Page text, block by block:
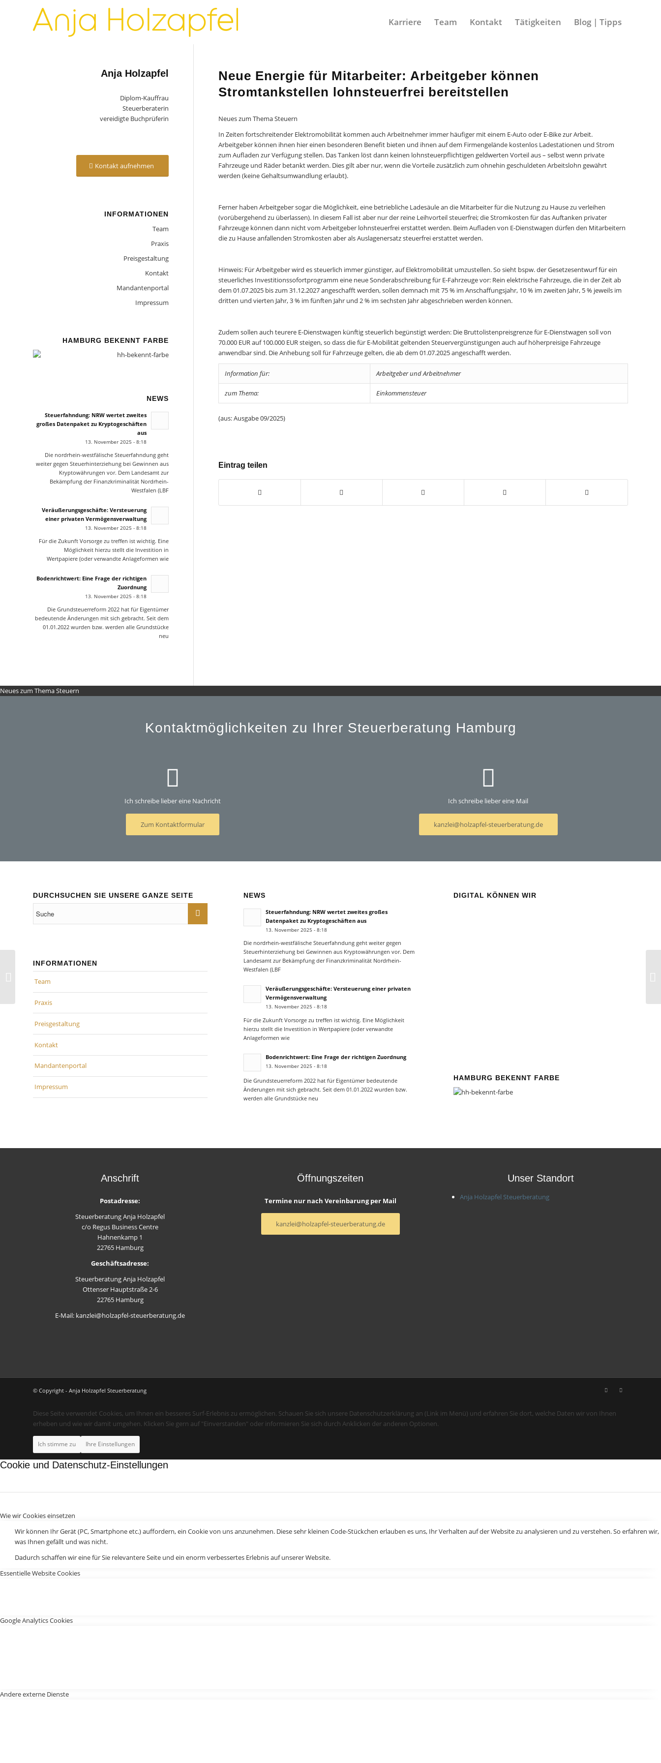
Karriere Team Kontakt Tätigkeiten Blog | Tipps
Neue Energie für Mitarbeiter: Arbeitgeber können
Stromtankstellen lohnsteuerfrei bereitstellen
Neues zum Thema Steuern
In Zeiten fortschreitender Elektromobilität kommen auch Arbeitnehmer immer häufiger mit einem E-Auto oder E-Bike zur Arbeit.
Arbeitgeber können ihnen hier einen besonderen Benefit bieten und ihnen auf dem Firmengelände kostenlos Ladestationen und Strom
zum Aufladen zur Verfügung stellen. Das Tanken löst dann keinen lohnsteuerpflichtigen geldwerten Vorteil aus – selbst wenn private
Fahrzeuge und Räder betankt werden. Dies gilt aber nur, wenn die Vorteile zusätzlich zum ohnehin geschuldeten Arbeitslohn gewährt
werden (keine Gehaltsumwandlung erlaubt).
Ferner haben Arbeitgeber sogar die Möglichkeit, eine betriebliche Ladesäule an die Mitarbeiter für die Nutzung zu Hause zu verleihen
(vorübergehend zu überlassen). In diesem Fall ist aber nur der reine Leihvorteil steuerfrei; die Stromkosten für das Auftanken privater
Fahrzeuge können dann nicht vom Arbeitgeber lohnsteuerfrei erstattet werden. Beim Aufladen von E-Dienstwagen dürfen den Mitarbeitern
die zu Hause anfallenden Stromkosten aber als Auslagenersatz steuerfrei erstattet werden.
Hinweis: Für Arbeitgeber wird es steuerlich immer günstiger, auf Elektromobilität umzustellen. So sieht bspw. der Gesetzesentwurf für ein
steuerliches Investitionssofortprogramm eine neue Sonderabschreibung für E-Fahrzeuge vor: Rein elektrische Fahrzeuge, die in der Zeit ab
dem 01.07.2025 bis zum 31.12.2027 angeschafft werden, sollen demnach mit 75 % im Anschaffungsjahr, 10 % im zweiten Jahr, 5 % jeweils im
dritten und vierten Jahr, 3 % im fünften Jahr und 2 % im sechsten Jahr abgeschrieben werden können.
Zudem sollen auch teurere E-Dienstwagen künftig steuerlich begünstigt werden: Die Bruttolistenpreisgrenze für E-Dienstwagen soll von
70.000 EUR auf 100.000 EUR steigen, so dass die für E-Mobilität geltenden Steuervergünstigungen auch auf höherpreisige Fahrzeuge
anwendbar sind. Die Anhebung soll für Fahrzeuge gelten, die ab dem 01.07.2025 angeschafft werden.
Information für: Arbeitgeber und Arbeitnehmer
zum Thema: Einkommensteuer
(aus: Ausgabe 09/2025)
Eintrag teilen
Anja Holzapfel
Diplom-Kauffrau
Steuerberaterin
vereidigte Buchprüferin
Kontakt aufnehmen
INFORMATIONEN
Team
Praxis
Preisgestaltung
Kontakt
Mandantenportal
Impressum
HAMBURG BEKENNT FARBE
NEWS
Steuerfahndung: NRW wertet zweites
großes Datenpaket zu Kryptogeschäften
aus
13. November 2025 - 8:18
Die nordrhein-westfälische Steuerfahndung geht
weiter gegen Steuerhinterziehung bei Gewinnen aus
Kryptowährungen vor. Dem Landesamt zur
Bekämpfung der Finanzkriminalität Nordrhein-
Westfalen (LBF
Veräußerungsgeschäfte: Versteuerung
einer privaten Vermögensverwaltung
13. November 2025 - 8:18
Für die Zukunft Vorsorge zu treffen ist wichtig. Eine
Möglichkeit hierzu stellt die Investition in
Wertpapiere (oder verwandte Anlageformen wie
Bodenrichtwert: Eine Frage der richtigen
Zuordnung
13. November 2025 - 8:18
Die Grundsteuerreform 2022 hat für Eigentümer
bedeutende Änderungen mit sich gebracht. Seit dem
01.01.2022 wurden bzw. werden alle Grundstücke
neu
Neues zum Thema Steuern
Kontaktmöglichkeiten zu Ihrer Steuerberatung Hamburg
Ich schreibe lieber eine Nachricht
Zum Kontaktformular
Ich schreibe lieber eine Mail
kanzlei@holzapfel-steuerberatung.de
DURCHSUCHEN SIE UNSERE GANZE SEITE
INFORMATIONEN
Team
Praxis
Preisgestaltung
Kontakt
Mandantenportal
Impressum
NEWS
Steuerfahndung: NRW wertet zweites großes
Datenpaket zu Kryptogeschäften aus
13. November 2025 - 8:18
Die nordrhein-westfälische Steuerfahndung geht weiter gegen
Steuerhinterziehung bei Gewinnen aus Kryptowährungen vor. Dem
Landesamt zur Bekämpfung der Finanzkriminalität Nordrhein-
Westfalen (LBF
Veräußerungsgeschäfte: Versteuerung einer privaten
Vermögensverwaltung
13. November 2025 - 8:18
Für die Zukunft Vorsorge zu treffen ist wichtig. Eine Möglichkeit
hierzu stellt die Investition in Wertpapiere (oder verwandte
Anlageformen wie
Bodenrichtwert: Eine Frage der richtigen Zuordnung
13. November 2025 - 8:18
Die Grundsteuerreform 2022 hat für Eigentümer bedeutende
Änderungen mit sich gebracht. Seit dem 01.01.2022 wurden bzw.
werden alle Grundstücke neu
DIGITAL KÖNNEN WIR
HAMBURG BEKENNT FARBE
Anschrift
Postadresse:
Steuerberatung Anja Holzapfel
c/o Regus Business Centre
Hahnenkamp 1
22765 Hamburg
Geschäftsadresse:
Steuerberatung Anja Holzapfel
Ottenser Hauptstraße 2-6
22765 Hamburg
E-Mail: kanzlei@holzapfel-steuerberatung.de
Öffnungszeiten
Termine nur nach Vereinbarung per Mail
kanzlei@holzapfel-steuerberatung.de
Unser Standort
Anja Holzapfel Steuerberatung
© Copyright - Anja Holzapfel Steuerberatung
Steuerfreie Zuschüsse: Unternehmen
Kinderbetreuung...
Diese Seite verwendet Cookies, um Ihnen ein besseres Surf-Erlebnis zu ermöglichen. Schauen Sie sich unsere Datenschutzerklärung an (Link im Menü) und erfahren Sie dort, welche Daten wir von Ihnen
erheben und wie wir damit umgehen. Klicken Sie gern auf "Einverstanden" oder informieren Sie sich durch Anklicken der anderen Optionen.
Ich stimme zu Ihre Einstellungen
Cookie und Datenschutz-Einstellungen
Wie wir Cookies einsetzen
Wir können Ihr Gerät (PC, Smartphone etc.) auffordern, ein Cookie von uns anzunehmen. Diese sehr kleinen Code-Stückchen erlauben es uns, Ihr Verhalten auf der Website zu analysieren und zu verstehen. So erfahren wir,
was Ihnen gefällt und was nicht.
Dadurch schaffen wir eine für Sie relevantere Seite und ein enorm verbessertes Erlebnis auf unserer Website.
Essentielle Website Cookies
Google Analytics Cookies
Andere externe Dienste